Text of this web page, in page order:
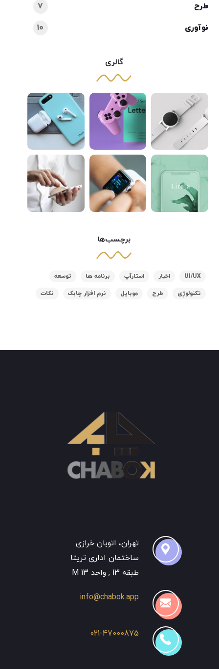
طرح 7
نوآوری 10
گالری
برچسب‌ها
UI/UX اخبار استارآپ برنامه ها توسعه
تکنولوژِی طرح موبایل نرم افزار چابک نکات
تهران، اتوبان خرازی
ساختمان اداری تریتا
طبقه 13 , واحد 13 M
info@chabok.app
021-47000875